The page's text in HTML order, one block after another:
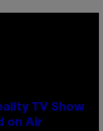
TV Show
on Air